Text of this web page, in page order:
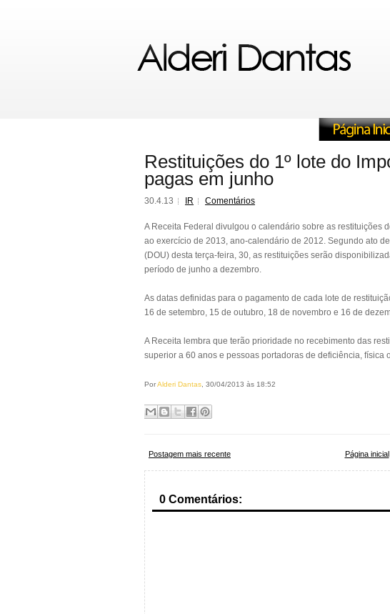
Restituições do 1º lote do
pagas em junho
30.4.13 IR Comentários
A Receita Federal divulgou o calendário sobre as restituições
ao exercício de 2013, ano-calendário de 2012. Segundo ato
(DOU) desta terça-feira, 30, as restituições serão
período de junho a dezembro.
As datas definidas para o pagamento de cada lote de
16 de setembro, 15 de outubro, 18 de novembro e 16 de
A Receita lembra que terão prioridade no recebimento das
superior a 60 anos e pessoas portadoras de deficiência,
PorAlderi Dantas , 30/04/2013 às 18:52
Postagem mais recente Página inicial
0 Comentários: